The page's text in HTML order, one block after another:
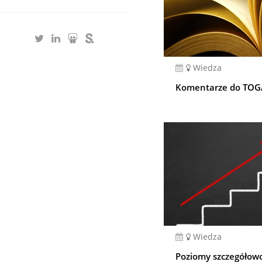
Wiedza
Komentarze do
Wiedza
Poziomy